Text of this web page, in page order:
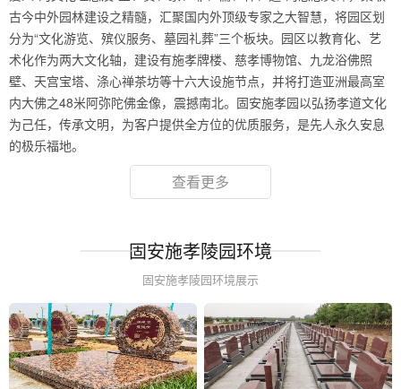
古今中外园林建设之精髓，汇聚国内外顶级专家之大智慧，将园区划
分为“文化游览、殡仪服务、墓园礼葬”三个板块。园区以教育化、艺
术化作为两大文化轴，建设有施孝牌楼、慈孝博物馆、九龙浴佛照
壁、天宫宝塔、涤心禅茶坊等十六大设施节点，并将打造亚洲最高室
内大佛之48米阿弥陀佛金像，震撼南北。固安施孝园以弘扬孝道文化
为己任，传承文明，为客户提供全方位的优质服务，是先人永久安息
的极乐福地。
查看更多
固安施孝陵园环境
固安施孝陵园环境展示